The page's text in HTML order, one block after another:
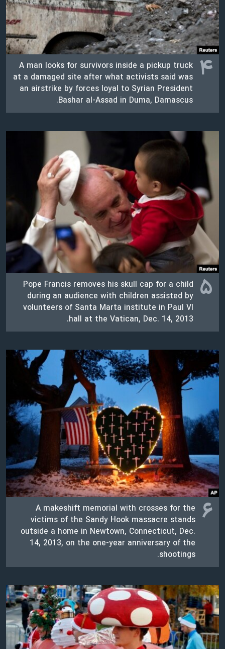
۴ A man looks for survivors inside a pickup truck
at a damaged site after what activists said was
an airstrike by forces loyal to Syrian President
Bashar al-Assad in Duma, Damascus.
۵
Pope Francis removes his skull cap for a child
during an audience with children assisted by
volunteers of Santa Marta institute in Paul VI
hall at the Vatican, Dec. 14, 2013.
۶
A makeshift memorial with crosses for the
victims of the Sandy Hook massacre stands
outside a home in Newtown, Connecticut, Dec.
14, 2013, on the one-year anniversary of the
shootings.